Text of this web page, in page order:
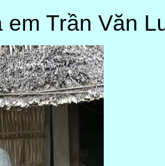
Trần Văn